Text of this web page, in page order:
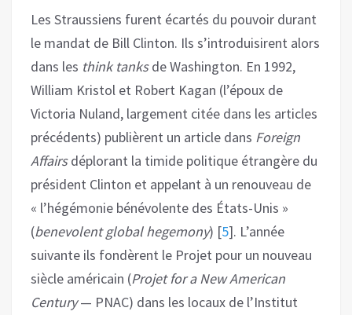
Les Straussiens furent écartés du pouvoir durant
le mandat de Bill Clinton. Ils s’introduisirent alors
dans les think tanksde Washington. En 1992,
William Kristol et Robert Kagan (l’époux de
Victoria Nuland, largement citée dans les articles
précédents) publièrent un article dans Foreign
Affairsdéplorant la timide politique étrangère du
président Clinton et appelant à un renouveau de
« l’hégémonie bénévolente des États-Unis »
(benevolent global hegemony) [5]. L’année
suivante ils fondèrent le Projet pour un nouveau
siècle américain (Projet for a New American
Century— PNAC) dans les locaux de l’Institut